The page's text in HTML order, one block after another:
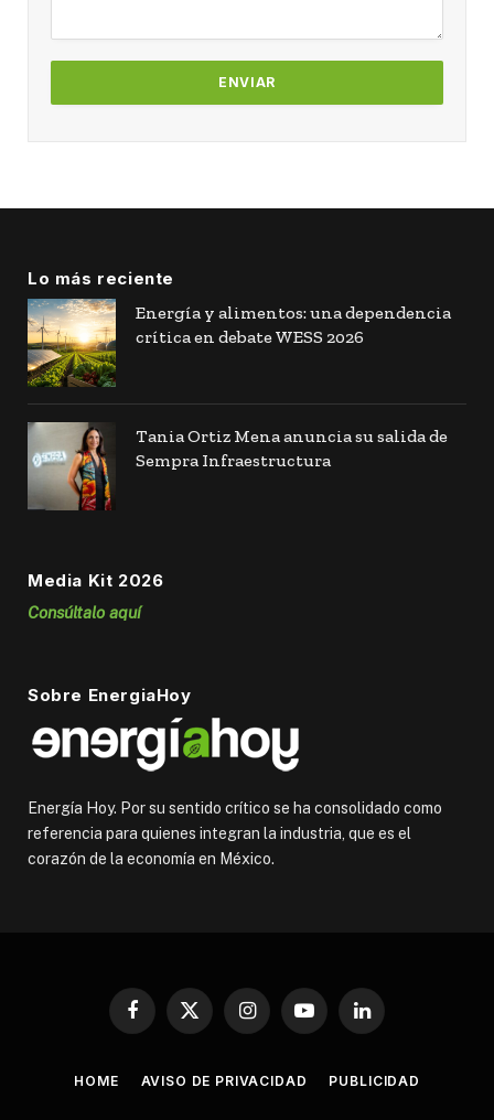
Lo más reciente
Energía y alimentos: una dependencia
crítica en debate WESS 2026
Tania Ortiz Mena anuncia su salida de
Sempra Infraestructura
Media Kit 2026
Consúltalo aquí
Sobre EnergiaHoy
Energía Hoy. Por su sentido crítico se ha consolidado como
referencia para quienes integran la industria, que es el
corazón de la economía en México.
Facebook
X
InstagramYouTubeLinkedIn
HOME AVISO DE PRIVACIDAD PUBLICIDAD